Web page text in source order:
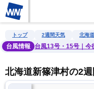
雨雲レーダー 台風情報
トップ 2週間天気 北海道
台風情報
台風13号・15号｜今
北海道新篠津村の2